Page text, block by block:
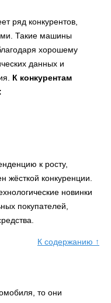
ряд конкурентов,
Такие машины
хорошему
данных и
К конкурентам
к росту,
жёсткой конкуренции.
новинки
покупателей,
К содержанию ↑
то они